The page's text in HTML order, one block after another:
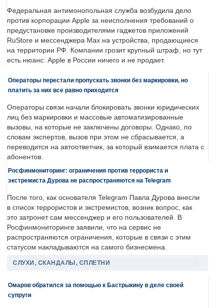
Федеральная антимонопольная служба возбудила дело
против корпорации Apple за неисполнения требований о
предустановке производителями гаджетов приложений
RuStore и мессенджера Max на устройства, продающиеся
на территории РФ. Компании грозит крупный штраф, но тут
есть нюанс: Apple в России ничего и не продает.
Операторы перестали пропускать звонки без маркировки, но
платить за них все равно приходится
Операторы связи начали блокировать звонки юридических
лиц без маркировки и массовые автоматизированные
вызовы, на которые не заключены договоры. Однако, по
словам экспертов, вызов при этом не сбрасывается, а
переводится на автоответчик, за который взимается плата с
абонентов.
Росфинмониторинг: ограничения против террориста и
экстремиста Дурова не распространяются на Telegram
После того, как основателя Telegram Павла Дурова внесли
в список террористов и экстремистов, возник вопрос, как
это затронет сам мессенджер и его пользователей. В
Росфинмониторинге заявили, что на сервис не
распространяются ограничения, которые в связи с этим
статусом накладываются на самого бизнесмена.
СЛУХИ, СКАНДАЛЫ, СПЛЕТНИ
Омаров обратился за помощью к Бастрыкину в деле своей
супруги